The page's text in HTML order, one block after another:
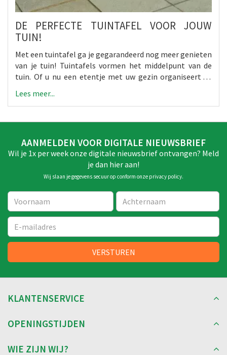
DE PERFECTE TUINTAFEL VOOR JOUW
TUIN!
Met een tuintafel ga je gegarandeerd nog meer genieten
van je tuin! Tuintafels vormen het middelpunt van de
tuin. Of u nu een etentje met uw gezin organiseert of
onze stijlvolle en betaalbare tuintafels zijn een
uitkomst. Toptuincentrum biedt een breed assortiment
tafels voor in de tuin. Geschikt voor ontbijtjes,
zijn betaalbaar, kunnen tegen een stootj
Lees meer...
AANMELDEN VOOR DIGITALE NIEUWSBRIEF
Wil je 1x per week onze digitale nieuwsbrief ontvangen? Meld
je dan hier aan!
Wij slaan je gegevens secuur op conform onze privacy policy.
KLANTENSERVICE
OPENINGSTIJDEN
WIE ZIJN WIJ?